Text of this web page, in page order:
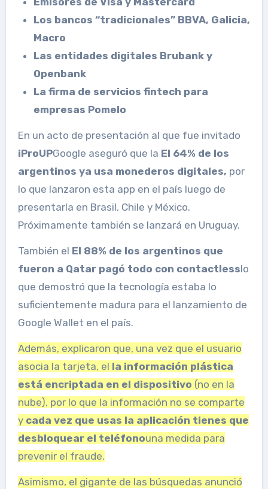
Los bancos “tradicionales” BBVA, Galicia,
Macro
Las entidades digitales Brubank y
Openbank
La firma de servicios fintech para
empresas Pomelo
En un acto de presentación al que fue invitado
iProUPGoogle aseguró que la El 64% de los
argentinos ya usa monederos digitales, por
lo que lanzaron esta app en el país luego de
presentarla en Brasil, Chile y México.
Próximamente también se lanzará en Uruguay.
También el El 88% de los argentinos que
fueron a Qatar pagó todo con contactlesslo
que demostró que la tecnología estaba lo
suficientemente madura para el lanzamiento de
Google Wallet en el país.
Además, explicaron que, una vez que el usuario
asocia la tarjeta, el la información plástica
está encriptada en el dispositivo (no en la
nube), por lo que la información no se comparte
y cada vez que usas la aplicación tienes que
desbloquear el teléfonouna medida para
prevenir el fraude.
Asimismo, el gigante de las búsquedas anunció